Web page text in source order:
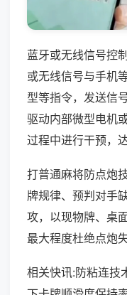
蓝牙或无线信号控
或无线信号与手机
型等指令，发送信
驱动内部微型电机
过程中进行干预，
打普通麻将防点炮
牌规律、预判对手
攻，以现物牌、桌
最大程度杜绝点炮
相关快讯:防粘连技